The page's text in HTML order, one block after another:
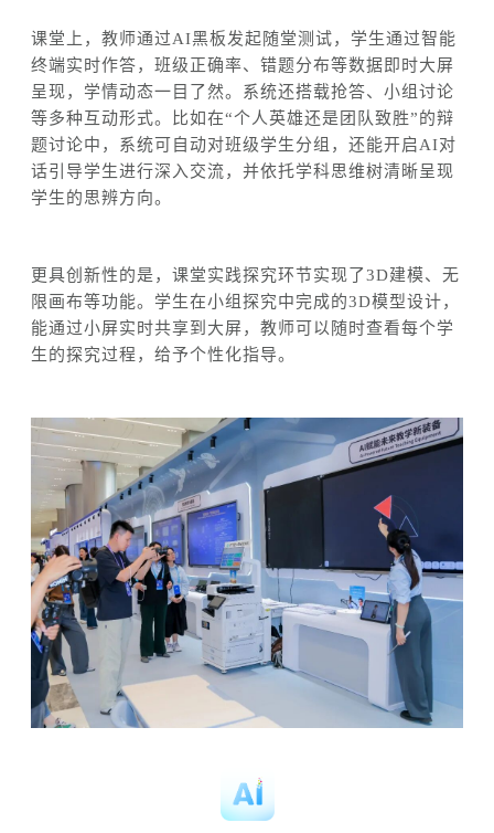
课堂上， 教师通过AI黑板 发起随堂测试，学生通过智能
终端实时作答，班级正确率、错题分布等数据即时大屏
呈现，学情动态一目了然。系统还搭载抢答、小组讨论
等多种互动形式。
比如在“个人英雄还是团队致胜”的辩
题讨论中，系统可自动对班级学生分组， 还能开启AI对
话引导学生进行深入交流， 并依托学科思维树清晰呈现
学生的思辨方向。
更具创新性的是，课堂实践探究环节实现了3D建模、无
限画布等功能。学生在小组探究中完成的3D模型设计，
能通过小屏实时共享到大屏，教师可以随时查看每个学
生的探究过程，给予个性化指导。